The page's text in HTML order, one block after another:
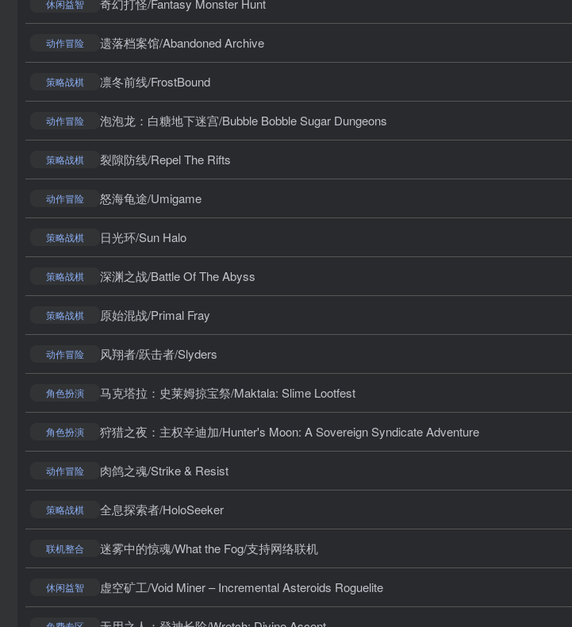
休闲益智 奇幻打怪/Fantasy Monster Hunt
动作冒险 遗落档案馆/Abandoned Archive
策略战棋 凛冬前线/FrostBound
动作冒险 泡泡龙：白糖地下迷宫/Bubble Bobble Sugar Dungeons
策略战棋 裂隙防线/Repel The Rifts
动作冒险 怒海龟途/Umigame
策略战棋 日光环/Sun Halo
策略战棋 深渊之战/Battle Of The Abyss
策略战棋 原始混战/Primal Fray
动作冒险 风翔者/跃击者/Slyders
角色扮演 马克塔拉：史莱姆掠宝祭/Maktala: Slime Lootfest
角色扮演 狩猎之夜：主权辛迪加/Hunter's Moon: A Sovereign Syndicate Adventure
动作冒险 肉鸽之魂/Strike & Resist
策略战棋 全息探索者/HoloSeeker
联机整合 迷雾中的惊魂/What the Fog/支持网络联机
休闲益智 虚空矿工/Void Miner – Incremental Asteroids Roguelite